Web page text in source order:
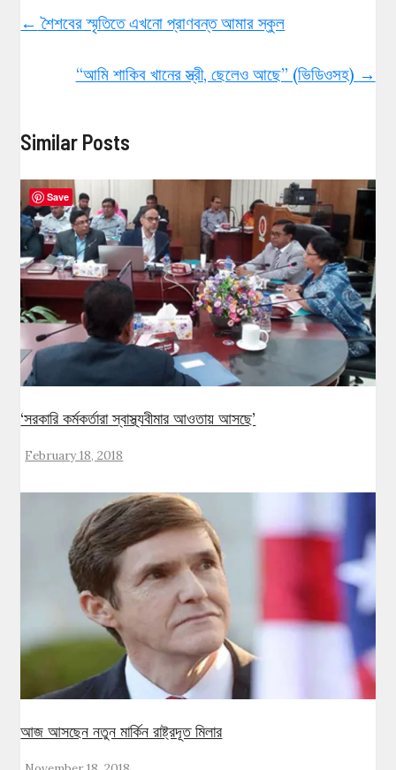
← শৈশবের স্মৃতিতে এখনো প্রাণবন্ত আমার স্কুল
“আমি শাকিব খানের স্ত্রী, ছেলেও আছে” (ভিডিওসহ) →
Similar Posts
‘সরকারি কর্মকর্তারা স্বাস্থ্যবীমার আওতায় আসছে’
February 18, 2018
আজ আসছেন নতুন মার্কিন রাষ্ট্রদূত মিলার
Save